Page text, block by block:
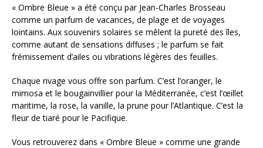
« Ombre Bleue » a été conçu par Jean-Charles Brosseau
comme un parfum de vacances, de plage et de voyages
lointains. Aux souvenirs solaires se mêlent la pureté des îles,
comme autant de sensations diffuses ; le parfum se fait
frémissement d’ailes ou vibrations légères des feuilles.
Chaque rivage vous offre son parfum. C’est l’oranger, le
mimosa et le bougainvillier pour la Méditerranée, c’est l’œillet
maritime, la rose, la vanille, la prune pour l’Atlantique. C’est la
fleur de tiaré pour le Pacifique.
Vous retrouverez dans « Ombre Bleue » comme une grande